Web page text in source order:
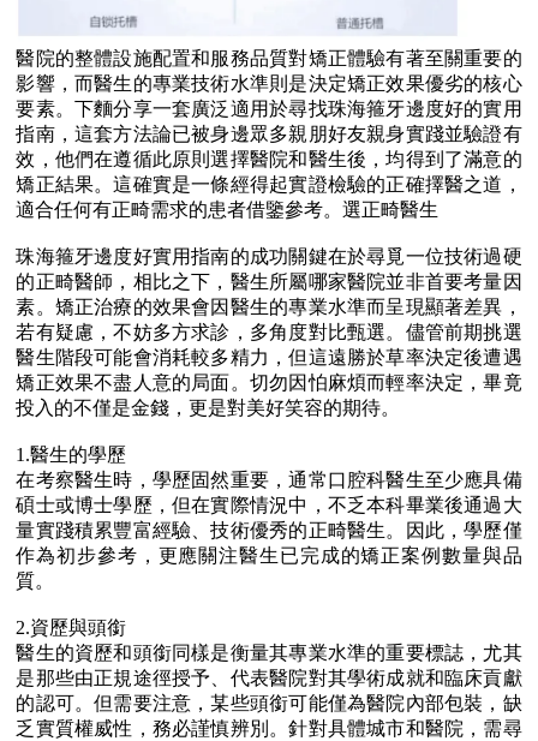
醫院的整體設施配置和服務品質對矯正體驗有著至關重要的
影響，而醫生的專業技術水準則是決定矯正效果優劣的核心
要素。下麵分享一套廣泛適用於尋找珠海箍牙邊度好的實用
指南，這套方法論已被身邊眾多親朋好友親身實踐並驗證有
效，他們在遵循此原則選擇醫院和醫生後，均得到了滿意的
矯正結果。這確實是一條經得起實證檢驗的正確擇醫之道，
適合任何有正畸需求的患者借鑒參考。選正畸醫生
珠海箍牙邊度好實用指南的成功關鍵在於尋覓一位技術過硬
的正畸醫師，相比之下，醫生所屬哪家醫院並非首要考量因
素。矯正治療的效果會因醫生的專業水準而呈現顯著差異，
若有疑慮，不妨多方求診，多角度對比甄選。儘管前期挑選
醫生階段可能會消耗較多精力，但這遠勝於草率決定後遭遇
矯正效果不盡人意的局面。切勿因怕麻煩而輕率決定，畢竟
投入的不僅是金錢，更是對美好笑容的期待。
1.醫生的學歷
在考察醫生時，學歷固然重要，通常口腔科醫生至少應具備
碩士或博士學歷，但在實際情況中，不乏本科畢業後通過大
量實踐積累豐富經驗、技術優秀的正畸醫生。因此，學歷僅
作為初步參考，更應關注醫生已完成的矯正案例數量與品
質。
2.資歷與頭銜
醫生的資歷和頭銜同樣是衡量其專業水準的重要標誌，尤其
是那些由正規途徑授予、代表醫院對其學術成就和臨床貢獻
的認可。但需要注意，某些頭銜可能僅為醫院內部包裝，缺
乏實質權威性，務必謹慎辨別。針對具體城市和醫院，需尋